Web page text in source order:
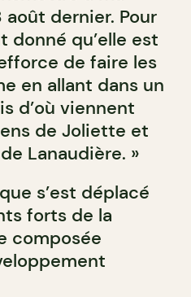
dernier. Pour
donné qu’elle est
de faire les
en allant dans un
d’où viennent
de Joliette et
Lanaudière. »
s’est déplacé
forts de la
composée